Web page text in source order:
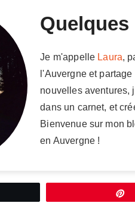
Je m'appelle Laura,
l'Auvergne et
nouvelles aventures,
dans un carnet, et
Bienvenue sur mon
en Auvergne !